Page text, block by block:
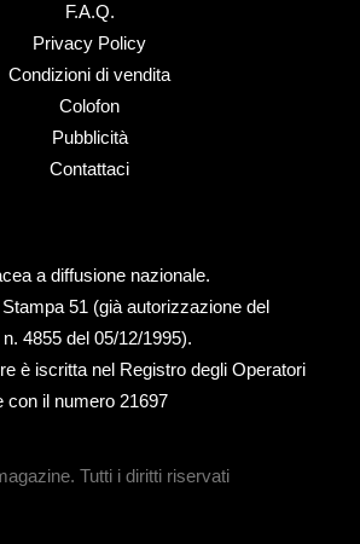
F.A.Q.
Privacy Policy
Condizioni di vendita
Colofon
Pubblicità
Contattaci
a diffusione nazionale.
51 (già autorizzazione del
4855 del 05/12/1995).
è iscritta nel Registro degli Operatori
con il numero 21697
Tutti i diritti riservati